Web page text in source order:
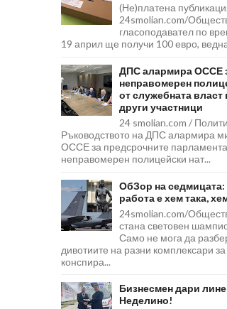
(Не)платена
24smolian.com/
гласоподавател по
19 април ще получи 100 евро,
ДПС алармира ОССЕ
неправомерен
от служебната власт
други участници
24 smolian.com /
Ръководството на ДПС алармира
ОССЕ за предсрочните
неправомерен полицейски нат...
ОбЗор на седмицата:
работа е хем така,
24smolian.com/
стана световен
Само не мога да
дивотиите на разни комплексари
конспира...
Бизнесмен дари
Неделино!